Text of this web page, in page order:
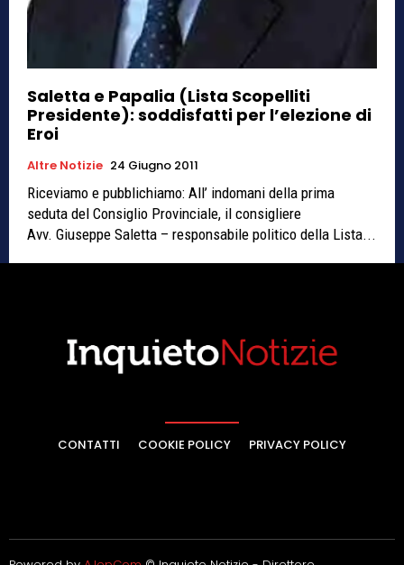
Saletta e Papalia (Lista Scopelliti
Presidente): soddisfatti per l’elezione di
Eroi
Altre Notizie 24 Giugno 2011
Riceviamo e pubblichiamo: All’ indomani della prima
seduta del Consiglio Provinciale, il consigliere
Avv. Giuseppe Saletta – responsabile politico della Lista...
CONTATTI COOKIE POLICY PRIVACY POLICY